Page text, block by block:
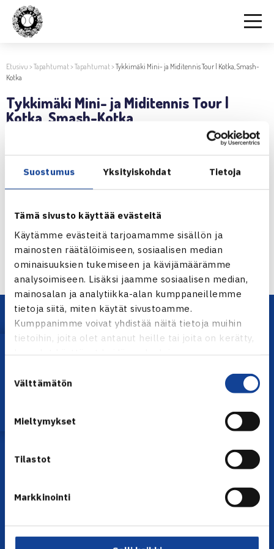
Suostumus Yksityiskohdat Tietoja
Tämä sivusto käyttää evästeitä
Käytämme evästeitä tarjoamamme sisällön ja
mainosten räätälöimiseen, sosiaalisen median
ominaisuuksien tukemiseen ja kävijämäärämme
analysoimiseen. Lisäksi jaamme sosiaalisen median,
mainosalan ja analytiikka-alan kumppaneillemme
tietoja siitä, miten käytät sivustoamme.
Kumppanimme voivat yhdistää näitä tietoja muihin
tietoihin, joita olet antanut heille tai joita on kerätty,
kun olet käyttänyt heidän palvelujaan.
valinta
Välttämätön
Mieltymykset
Tilastot
Markkinointi
Etusivu >Tapahtumat>Tapahtumat>Tykkimäki Mini- ja Miditennis Tour | Kotka, Smash-
Kotka
Tykkimäki Mini- ja Miditennis Tour |
Kotka, Smash-Kotka
3.12.2019 | 14:31
← Edellinen
Seuraava uutinen: Tykkimäki Mini- ja… →
Lataa OmaTennis!
Olympiastadion, Paavo Nurmen tie 1, 00250 Helsinki
Toimiston puhelinajat:
sähköpostitse: toimisto@tennis.fi
KAIKKI YHTEYSTIEDOT →